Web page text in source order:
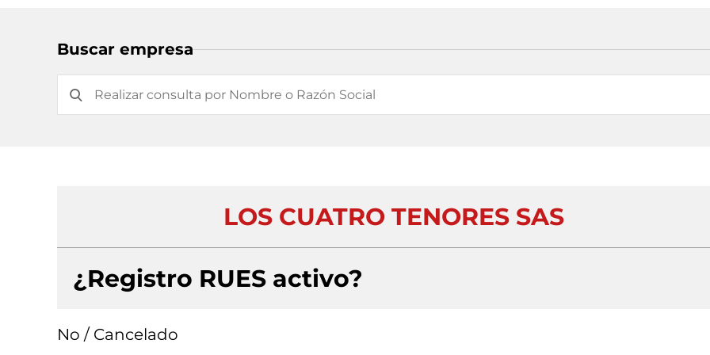
Buscar empresa
LOS CUATRO TENORES SAS
¿Registro RUES activo?
No / Cancelado